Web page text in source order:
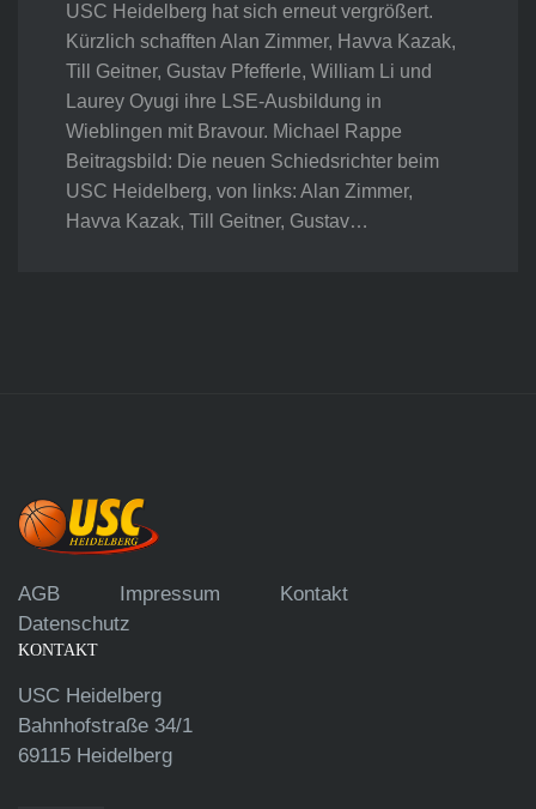
USC Heidelberg hat sich erneut vergrößert.
Kürzlich schafften Alan Zimmer, Havva Kazak,
Till Geitner, Gustav Pfefferle, William Li und
Laurey Oyugi ihre LSE-Ausbildung in
Wieblingen mit Bravour. Michael Rappe
Beitragsbild: Die neuen Schiedsrichter beim
USC Heidelberg, von links: Alan Zimmer,
Havva Kazak, Till Geitner, Gustav…
AGB Impressum
Kontakt
Datenschutz
KONTAKT
USC Heidelberg
Bahnhofstraße 34/1
69115 Heidelberg